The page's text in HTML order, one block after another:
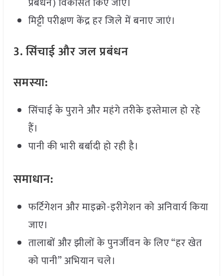
मिट्टी परीक्षण केंद्र हर जिले में बनाए जाएं।
3. सिंचाई और जल प्रबंधन
समस्या:
सिंचाई के पुराने और महंगे तरीके इस्तेमाल हो रहे
हैं।
पानी की भारी बर्बादी हो रही है।
समाधान:
फर्टिगेशन और माइक्रो-इरीगेशन को अनिवार्य किया
जाए।
तालाबों और झीलों के पुनर्जीवन के लिए “हर खेत
को पानी” अभियान चले।